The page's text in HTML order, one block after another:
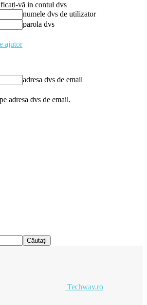
vă in contul dvs
numele dvs de utilizator
parola dvs
ajutor
adresa dvs de email
adresa dvs de email.
Techway.ro